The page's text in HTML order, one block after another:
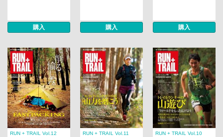
購入 購入 購入
RUN + TRAIL Vol.12 RUN + TRAIL Vol.11 RUN + TRAIL Vol.10